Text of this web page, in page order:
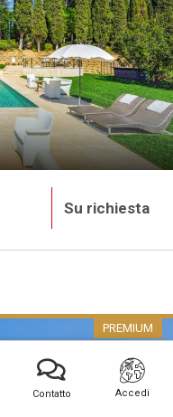
Contatto Accedi
Su richiesta
PREMIUM